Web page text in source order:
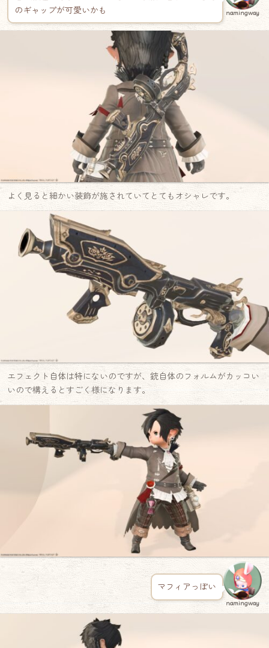
のギャップが可愛いかも
namingway
よく見ると細かい装飾が施されていてとてもオシャレです。
エフェクト自体は特にないのですが、銃自体のフォルムがカッコい
いので構えるとすごく様になります。
マフィアっぽい
namingway